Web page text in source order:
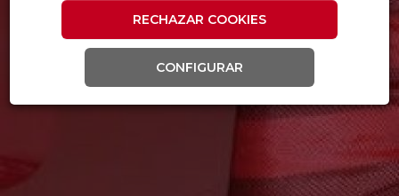
RECHAZAR COOKIES
CONFIGURAR